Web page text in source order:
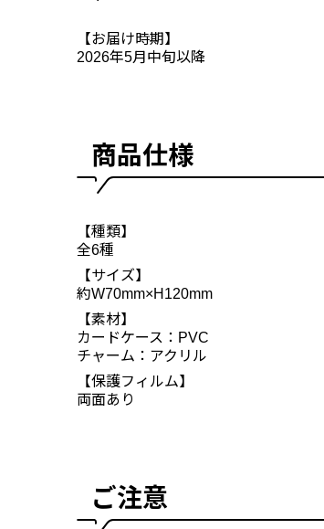
【お届け時期】
2026年5月中旬以降
商品仕様
【種類】
全6種
【サイズ】
約W70mm×H120mm
【素材】
カードケース：PVC
チャーム：アクリル
【保護フィルム】
両面あり
ご注意